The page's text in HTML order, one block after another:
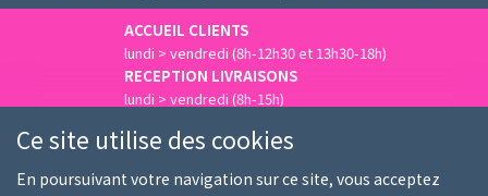
ACCUEIL CLIENTS
lundi > vendredi (8h-12h30 et 13h30-18h)
RECEPTION LIVRAISONS
lundi > vendredi (8h-15h)
Ce site utilise des cookies
En poursuivant votre navigation sur ce site, vous acceptez